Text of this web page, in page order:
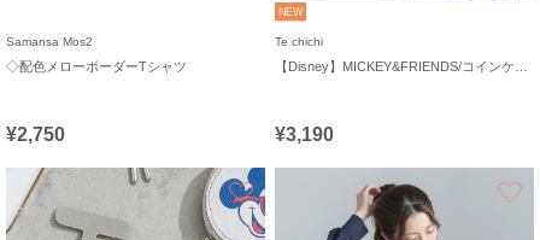
Samansa Mos2
◇配色メローボーダーTシャツ
¥2,750
NEW
Te chichi
¥3,190